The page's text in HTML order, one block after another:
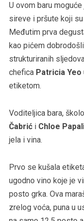
U ovom baru
sireve i pršute koji
Međutim prva
kao pićem
strukturiranih
chefica Patricia Yeo
etiketom.
Voditeljica bara,
Čabrići Chloe
jela i vina.
Prvo se kušala
ugodno vino koje je
posto grka. Ova
zrelog voća, puna u